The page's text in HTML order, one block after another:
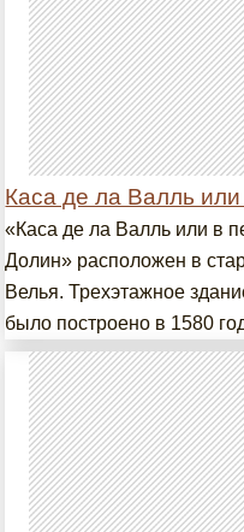
Каса де ла Валль
«Каса де ла Валль или в
Долин» расположен в
Велья. Трехэтажное
было построено в 1580